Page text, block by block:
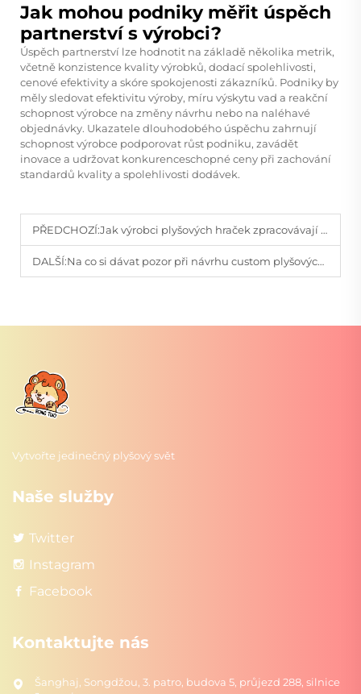
Jak mohou podniky měřit úspěch
partnerství s výrobci?
Úspěch partnerství lze hodnotit na základě několika metrik,
včetně konzistence kvality výrobků, dodací spolehlivosti,
cenové efektivity a skóre spokojenosti zákazníků. Podniky by
měly sledovat efektivitu výroby, míru výskytu vad a reakční
schopnost výrobce na změny návrhu nebo na naléhavé
objednávky. Ukazatele dlouhodobého úspěchu zahrnují
schopnost výrobce podporovat růst podniku, zavádět
inovace a udržovat konkurenceschopné ceny při zachování
standardů kvality a spolehlivosti dodávek.
PŘEDCHOZÍ:Jak výrobci plyšových hraček zpracovávají individuální objednávky?
DALŠÍ:Na co si dávat pozor při návrhu custom plyšových hraček?
Vytvořte jedinečný plyšový svět
Naše služby
Twitter
Instagram
Facebook
Kontaktujte nás
Šanghaj, Songdžou, 3. patro, budova 5, průjezd 288, silnice